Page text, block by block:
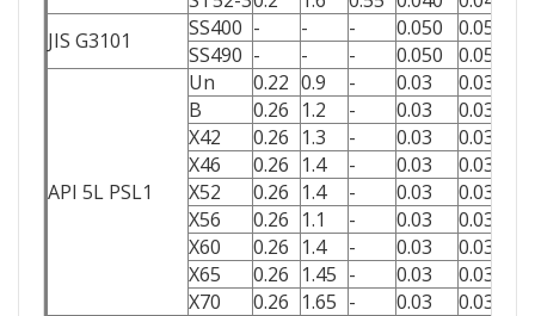
JIS G3101
SS400 - - - 0.050 0.050
SS490 - - - 0.050 0.050
API 5L PSL1
Un 0.22 0.9 - 0.03 0.03
B
0.26 1.2 - 0.03 0.03
X42
0.26 1.3 - 0.03 0.03
X46
0.26 1.4 - 0.03 0.03
X52
0.26 1.4 - 0.03 0.03
X56
0.26 1.1 - 0.03 0.03
X60
0.26 1.4 - 0.03 0.03
X65
0.26 1.45 - 0.03 0.03
X70
0.26 1.65 - 0.03 0.03